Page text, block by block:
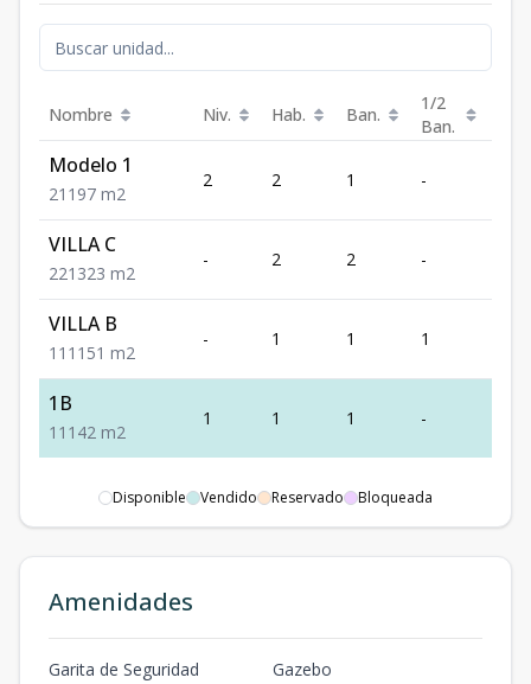
Nombre Niv. Hab. Ban.
1/2
Ban.
Modelo 1
21 1 97 m2
2 2 1 -
VILLA C
221 323 m2
- 2 2 -
VILLA B
1 1 1 151 m2
- 1 1 1
1B
1 1 1 42 m2
1 1 1 -
Disponible Vendido Reservado Bloqueada
Amenidades
Garita de Seguridad
Gazebo